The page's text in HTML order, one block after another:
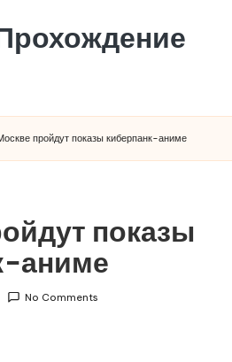
пройдут показы киберпанк-аниме
показы
аниме
No Comments